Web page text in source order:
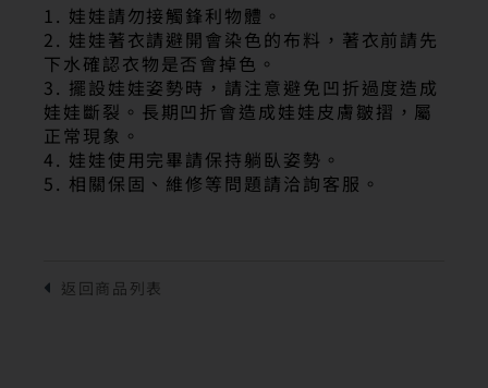
1. 娃娃請勿接觸鋒利物體。
2. 娃娃著衣請避開會染色的布料，著衣前請先
下水確認衣物是否會掉色。
3. 擺設娃娃姿勢時，請注意避免凹折過度造成
娃娃斷裂。長期凹折會造成娃娃皮膚皺摺，屬
正常現象。
4. 娃娃使用完畢請保持躺臥姿勢。
5. 相關保固、維修等問題請洽詢客服。